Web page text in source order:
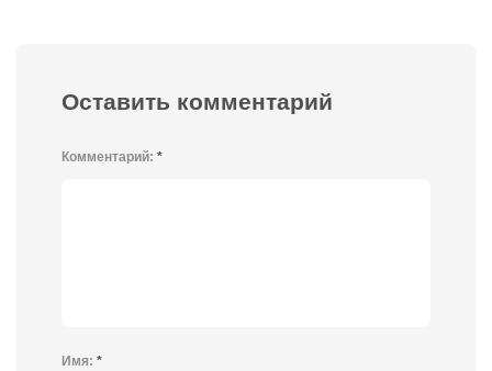
Оставить комментарий
Комментарий: *
Имя: *